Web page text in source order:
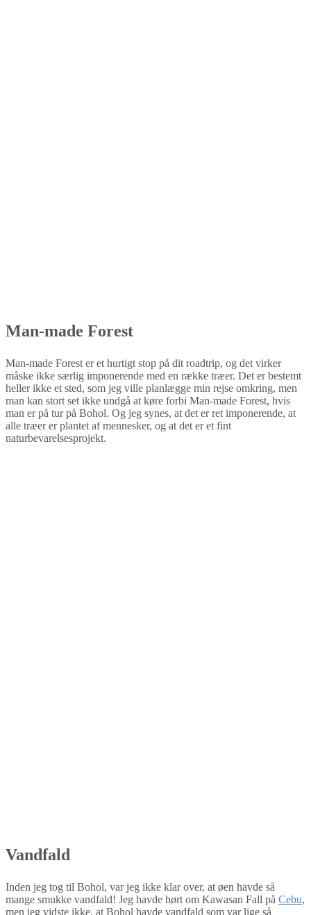
Man-made Forest
Man-made Forest er et hurtigt stop på dit roadtrip, og det virker
måske ikke særlig imponerende med en række træer. Det er bestemt
heller ikke et sted, som jeg ville planlægge min rejse omkring, men
man kan stort set ikke undgå at køre forbi Man-made Forest, hvis
man er på tur på Bohol. Og jeg synes, at det er ret imponerende, at
alle træer er plantet af mennesker, og at det er et fint
naturbevarelsesprojekt.
Vandfald
Inden jeg tog til Bohol, var jeg ikke klar over, at øen havde så
mange smukke vandfald! Jeg havde hørt om Kawasan Fall på Cebu,
men jeg vidste ikke, at Bohol havde vandfald som var lige så